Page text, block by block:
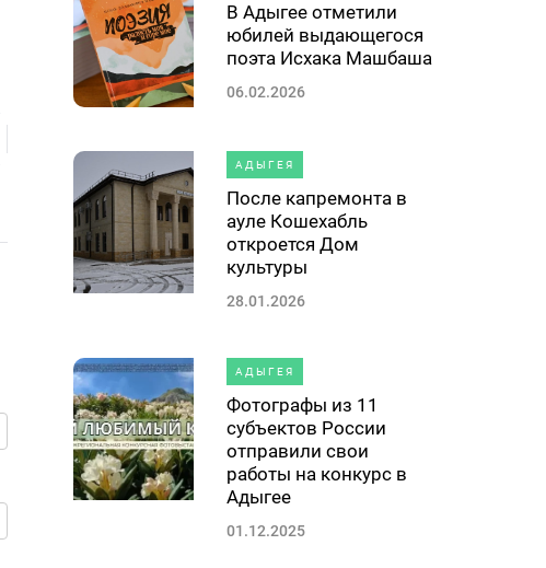
В Адыгее отметили
юбилей выдающегося
поэта Исхака Машбаша
06.02.2026
АДЫГЕЯ
После капремонта в
ауле Кошехабль
откроется Дом
культуры
28.01.2026
АДЫГЕЯ
Фотографы из 11
субъектов России
отправили свои
работы на конкурс в
Адыгее
01.12.2025